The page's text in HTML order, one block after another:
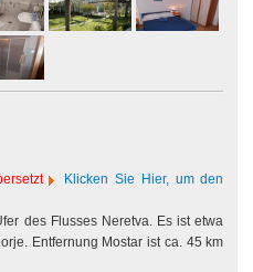
Klicken Sie Hier, um den
des Flusses Neretva. Es ist etwa
Entfernung Mostar ist ca. 45 km